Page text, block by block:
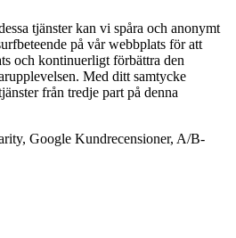
tjänster kan vi spåra och anonymt
på vår webbplats för att
och kontinuerligt förbättra den
Med ditt samtycke
från tredje part på denna
Google Kundrecensioner, A/B-